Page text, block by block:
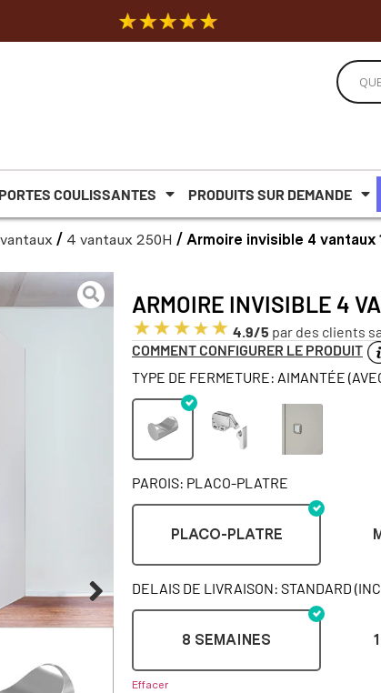
PORTES COULISSANTES PRODUITS SUR DEMANDE
/ 4 vantaux 250H / Armoire invisible 4 vantaux
ARMOIRE INVISIBLE 4
4.9/5 par des clients
COMMENT CONFIGURER LE PRODUIT
TYPE DE FERMETURE: AIMANTÉE
PAROIS: PLACO-PLATRE
PLACO-PLATRE
DELAIS DE LIVRAISON: STANDARD
8 SEMAINES
Effacer